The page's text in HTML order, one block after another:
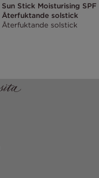
Sun Stick Moisturising
Återfuktande solstick
Återfuktande solstick